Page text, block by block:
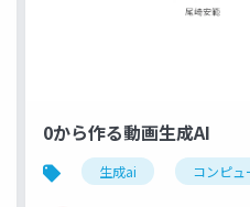
0から作る動画生成AI
生成ai コンピュ